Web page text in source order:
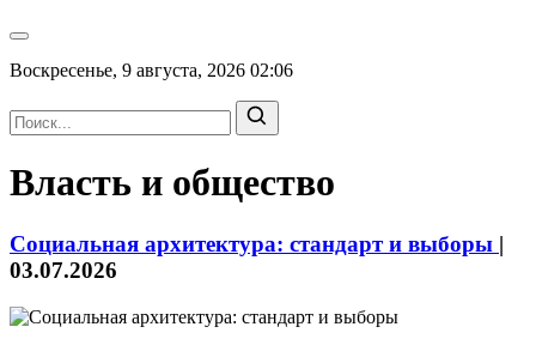
Воскресенье, 9 августа, 2026 02:06
Власть и общество
Социальная архитектура: стандарт и выборы |
03.07.2026